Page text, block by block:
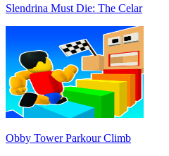
Slendrina Must Die: The Celar
Obby Tower Parkour Climb